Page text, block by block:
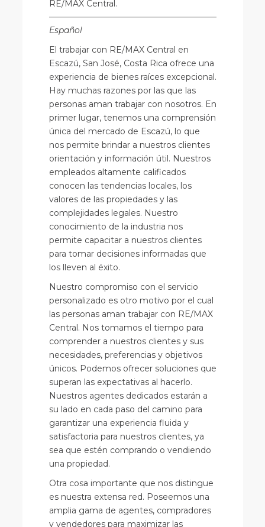
RE/MAX Central.
Español
El trabajar con RE/MAX Central en
Escazú, San José, Costa Rica ofrece una
experiencia de bienes raíces excepcional.
Hay muchas razones por las que las
personas aman trabajar con nosotros. En
primer lugar, tenemos una comprensión
única del mercado de Escazú, lo que
nos permite brindar a nuestros clientes
orientación y información útil. Nuestros
empleados altamente calificados
conocen las tendencias locales, los
valores de las propiedades y las
complejidades legales. Nuestro
conocimiento de la industria nos
permite capacitar a nuestros clientes
para tomar decisiones informadas que
los lleven al éxito.
Nuestro compromiso con el servicio
personalizado es otro motivo por el cual
las personas aman trabajar con RE/MAX
Central. Nos tomamos el tiempo para
comprender a nuestros clientes y sus
necesidades, preferencias y objetivos
únicos. Podemos ofrecer soluciones que
superan las expectativas al hacerlo.
Nuestros agentes dedicados estarán a
su lado en cada paso del camino para
garantizar una experiencia fluida y
satisfactoria para nuestros clientes, ya
sea que estén comprando o vendiendo
una propiedad.
Otra cosa importante que nos distingue
es nuestra extensa red. Poseemos una
amplia gama de agentes, compradores
y vendedores para maximizar las